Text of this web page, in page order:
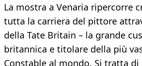
La mostra a Venaria ripercorre
tutta la carriera del pittore
della Tate Britain – la grande
britannica e titolare della più
Constable al mondo. Si tratta